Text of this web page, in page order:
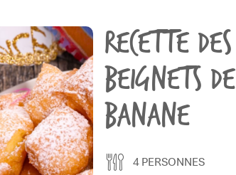
RECETTE DES
BEIGNETS DE
BANANE
4 PERSONNES